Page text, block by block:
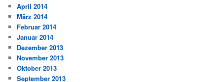
April 2014
März 2014
Februar 2014
Januar 2014
Dezember 2013
November 2013
Oktober 2013
September 2013